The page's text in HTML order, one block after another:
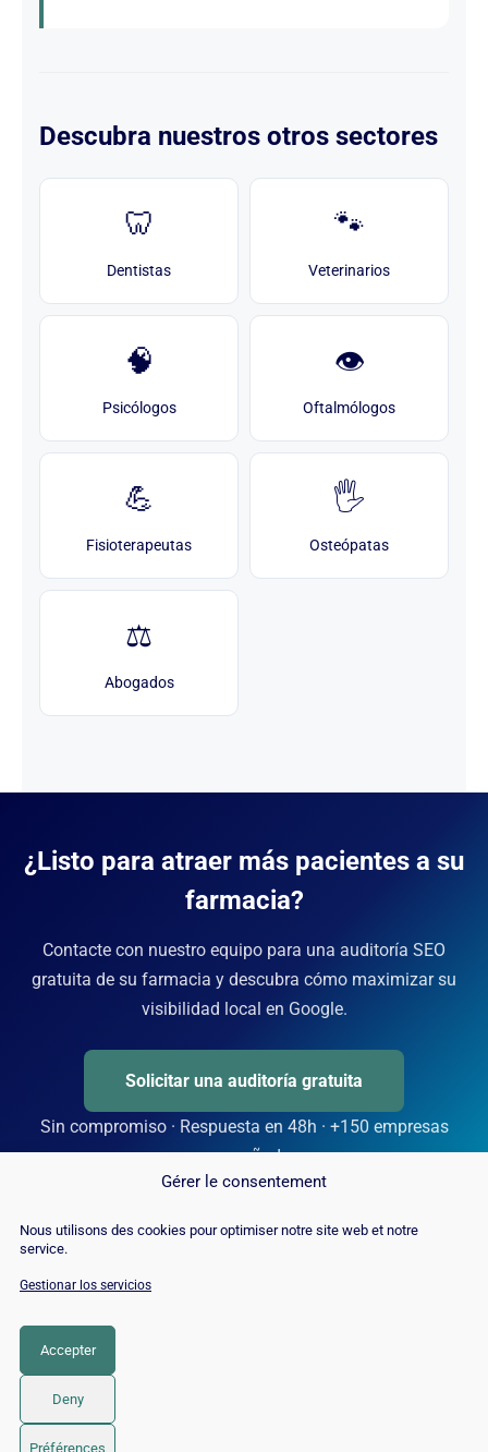
Gérer le consentement
Nous utilisons des cookies pour optimiser notre site web et notre
service.
Gestionar los servicios
Accepter
Deny
Préférences
Descubra nuestros otros sectores
🦷
Dentistas
🐾
Veterinarios
🧠
Psicólogos
👁️
Oftalmólogos
💪
Fisioterapeutas
🖐️
Osteópatas
⚖️
Abogados
¿Listo para atraer más pacientes a su
farmacia?
Contacte con nuestro equipo para una auditoría SEO
gratuita de su farmacia y descubra cómo maximizar su
visibilidad local en Google.
Solicitar una auditoría gratuita
Sin compromiso · Respuesta en 48h · +150 empresas
acompañadas
© 2026 Twaino